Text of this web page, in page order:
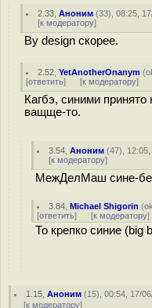
2.33 ,Аноним (33), 08:25,
[к модератору]
By design скорее.
2.52 ,YetAnotherOnanym (
[ответить] [к модератору]
Кагбэ, синими
ващще-то.
3.54 ,Аноним (47),
[к модератору]
МежДелМаш сине-
3.84 ,Michael Shigorin (
[ответить] [к модератору]
То крепко синие (big
1.15 ,Аноним (15), 00:54, 17/
[к модератору]